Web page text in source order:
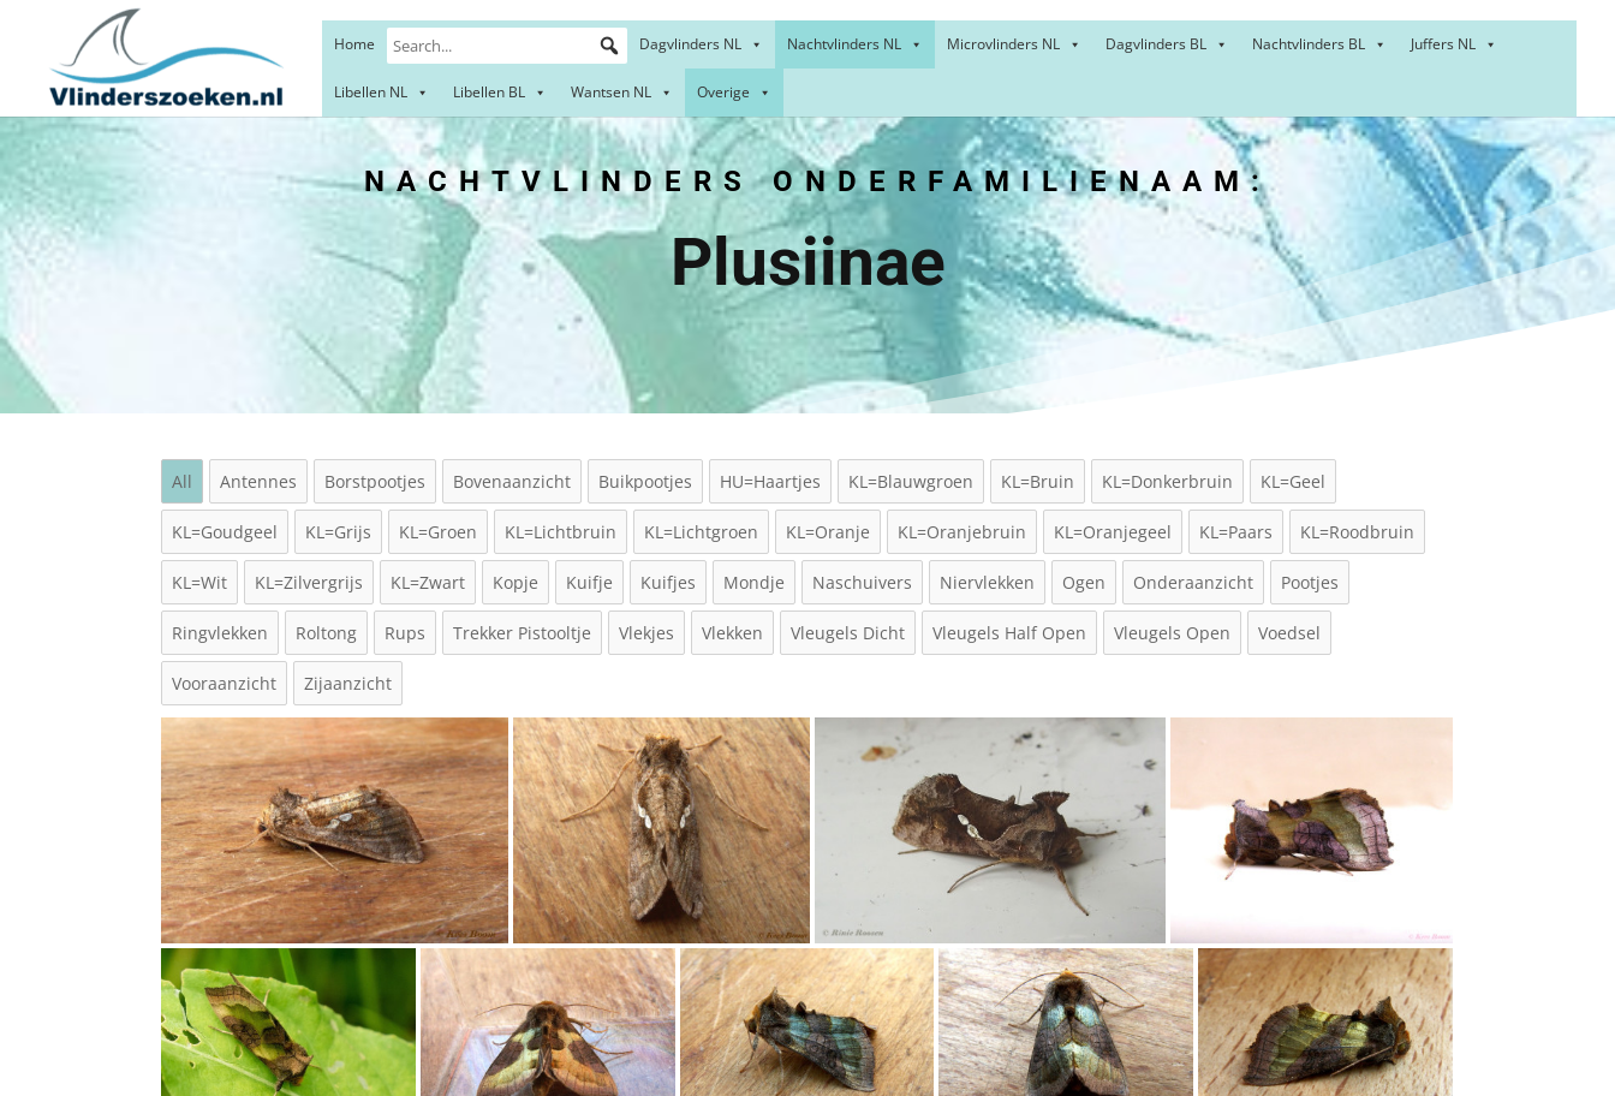
Home Dagvlinders NL Nachtvlinders NL Microvlinders NL Dagvlinders BL Nachtvlinders BL Juffers NL
Libellen NL Libellen BL Wantsen NL Overige
NACHTVLINDERS ONDERFAMILIENAAM:
Plusiinae
All Antennes Borstpootjes Bovenaanzicht Buikpootjes HU=Haartjes KL=Blauwgroen KL=Bruin KL=Donkerbruin KL=Geel
KL=Goudgeel KL=Grijs KL=Groen KL=Lichtbruin KL=Lichtgroen KL=Oranje KL=Oranjebruin KL=Oranjegeel KL=Paars KL=Roodbruin
KL=Wit KL=Zilvergrijs KL=Zwart Kopje Kuifje Kuifjes Mondje Naschuivers Niervlekken Ogen Onderaanzicht Pootjes
Ringvlekken Roltong Rups Trekker Pistooltje Vlekjes Vlekken Vleugels Dicht Vleugels Half Open Vleugels Open Voedsel
Vooraanzicht Zijaanzicht